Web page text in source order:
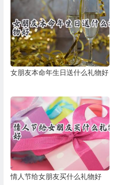
女朋友本命年生日送什么礼物好
情人节给女朋友买什么礼物好